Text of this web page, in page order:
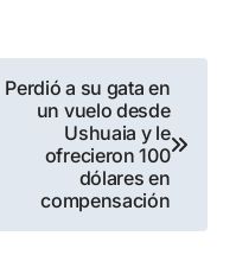
Perdió a su gata en
un vuelo desde
Ushuaia y le
ofrecieron 100
dólares en
compensación